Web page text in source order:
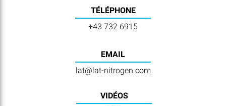
TÉLÉPHONE
+43 732 6915
EMAIL
lat@lat-nitrogen.com
VIDÉOS